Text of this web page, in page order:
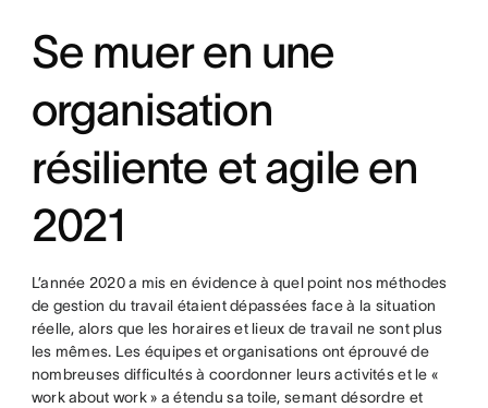
Se muer en une
organisation
résiliente et agile en
2021
L’année 2020 a mis en évidence à quel point nos méthodes
de gestion du travail étaient dépassées face à la situation
réelle, alors que les horaires et lieux de travail ne sont plus
les mêmes. Les équipes et organisations ont éprouvé de
nombreuses difficultés à coordonner leurs activités et le «
work about work » a étendu sa toile, semant désordre et